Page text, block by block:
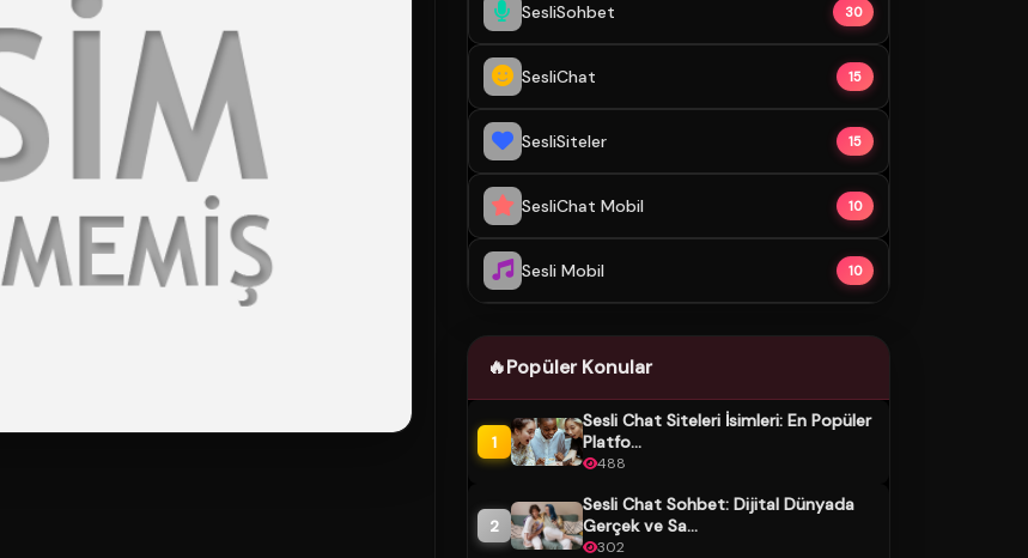
SesliSohbet 30
SesliChat 15
SesliSiteler 15
SesliChat Mobil 10
Sesli Mobil 10
🔥Popüler Konular
1
Sesli Chat Siteleri İsimleri: En Popüler
Platfo...
488
2
Sesli Chat Sohbet: Dijital Dünyada
Gerçek ve Sa...
302